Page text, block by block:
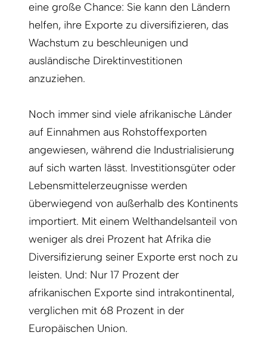
eine große Chance: Sie kann den Ländern
helfen, ihre Exporte zu diversifizieren, das
Wachstum zu beschleunigen und
ausländische Direktinvestitionen
anzuziehen.
Noch immer sind viele afrikanische Länder
auf Einnahmen aus Rohstoffexporten
angewiesen, während die Industrialisierung
auf sich warten lässt. Investitionsgüter oder
Lebensmittelerzeugnisse werden
überwiegend von außerhalb des Kontinents
importiert. Mit einem Welthandelsanteil von
weniger als drei Prozent hat Afrika die
Diversifizierung seiner Exporte erst noch zu
leisten. Und: Nur 17 Prozent der
afrikanischen Exporte sind intrakontinental,
verglichen mit 68 Prozent in der
Europäischen Union.